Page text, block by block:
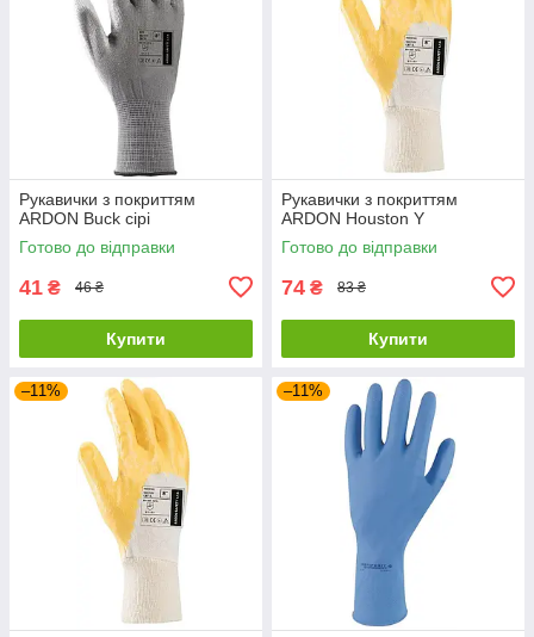
Рукавички з покриттям
ARDON Buck сірі
Готово до відправки
41 ₴ 46 ₴
Купити
Рукавички з покриттям
ARDON Houston Y
Готово до відправки
74 ₴ 83 ₴
Купити
–11% –11%